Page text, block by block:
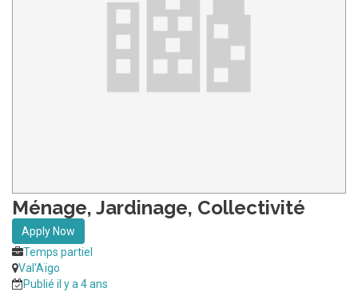
Ménage, Jardinage, Collectivité
Apply Now
Temps partiel
Val'Aïgo
Publié il y a 4 ans